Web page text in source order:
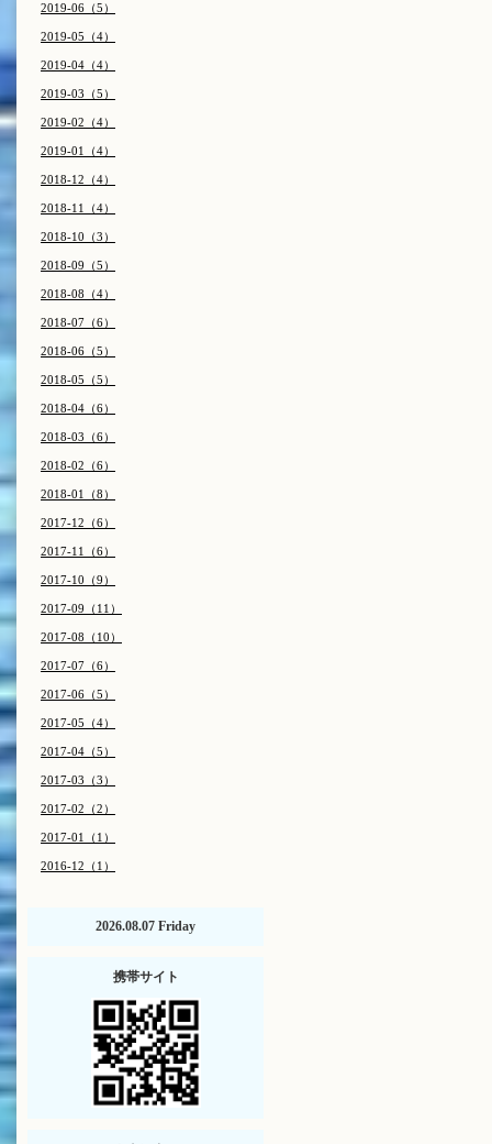
2019-06（5）
2019-05（4）
2019-04（4）
2019-03（5）
2019-02（4）
2019-01（4）
2018-12（4）
2018-11（4）
2018-10（3）
2018-09（5）
2018-08（4）
2018-07（6）
2018-06（5）
2018-05（5）
2018-04（6）
2018-03（6）
2018-02（6）
2018-01（8）
2017-12（6）
2017-11（6）
2017-10（9）
2017-09（11）
2017-08（10）
2017-07（6）
2017-06（5）
2017-05（4）
2017-04（5）
2017-03（3）
2017-02（2）
2017-01（1）
2016-12（1）
2026.08.07 Friday
携帯サイト